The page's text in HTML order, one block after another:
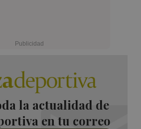
la actualidad de
en tu correo